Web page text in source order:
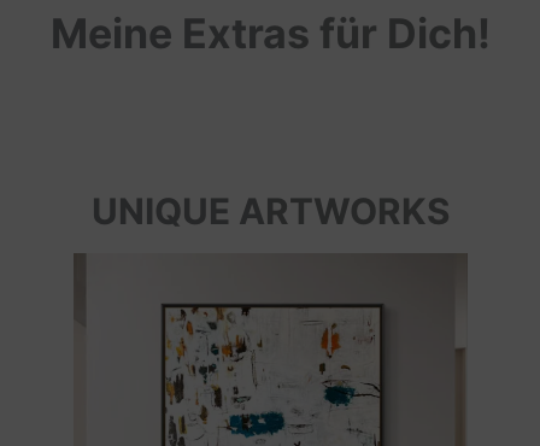
Meine Extras für Dich!
UNIQUE ARTWORKS